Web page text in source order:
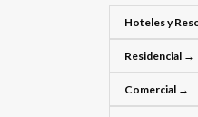
Hoteles y
Residencial →
Comercial →